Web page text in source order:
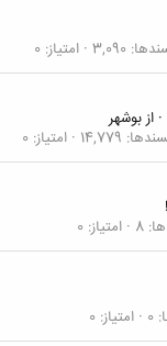
3,090 امتیاز 0
· ازبوشهر
14,779 امتیاز 0
8 امتیاز 0
0 امتیاز 0